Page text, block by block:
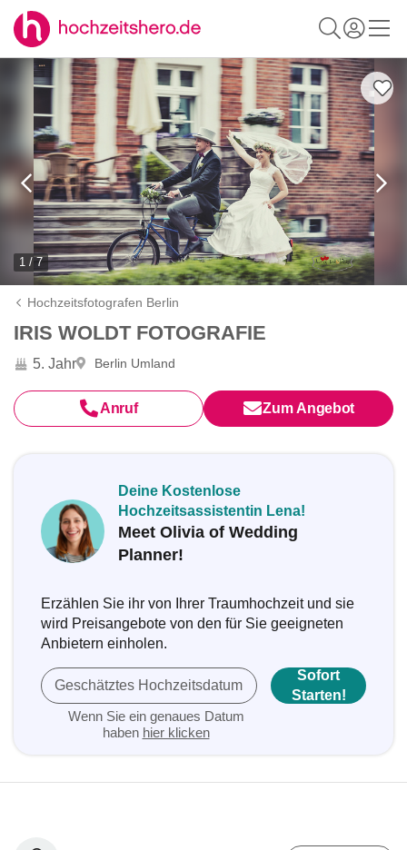
1 / 7
Hochzeitsfotografen Berlin
IRIS WOLDT FOTOGRAFIE
5. Jahr Berlin Umland
Anruf Zum Angebot
Deine Kostenlose
Hochzeitsassistentin Lena!
Meet Olivia of Wedding
Planner!
Erzählen Sie ihr von Ihrer Traumhochzeit und sie
wird Preisangebote von den für Sie geeigneten
Anbietern einholen.
Geschätztes Hochzeitsdatum
Wenn Sie ein genaues Datum
haben hier klicken
Sofort
Starten!